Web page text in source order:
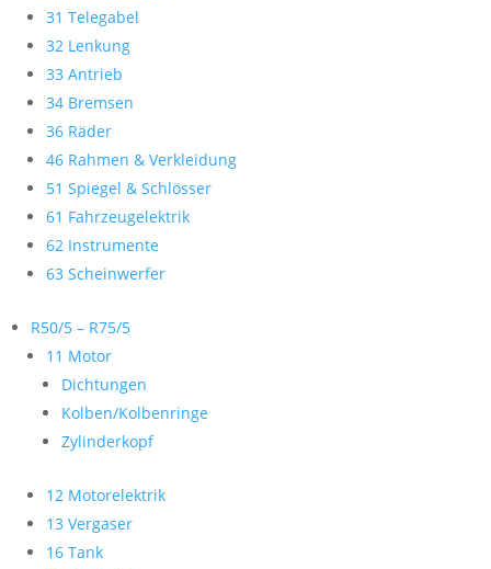
31 Telegabel
32 Lenkung
33 Antrieb
34 Bremsen
36 Räder
46 Rahmen & Verkleidung
51 Spiegel & Schlösser
61 Fahrzeugelektrik
62 Instrumente
63 Scheinwerfer
R50/5 – R75/5
11 Motor
Dichtungen
Kolben/Kolbenringe
Zylinderkopf
12 Motorelektrik
13 Vergaser
16 Tank